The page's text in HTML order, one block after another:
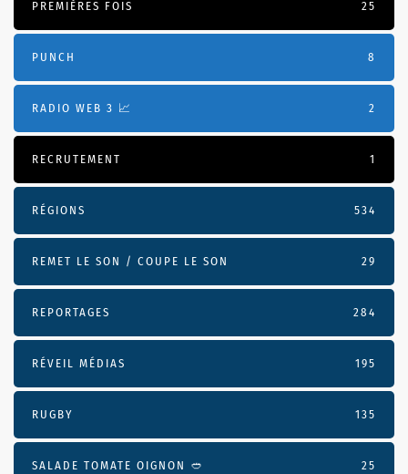
PREMIÈRES FOIS 25
PUNCH 8
RADIO WEB 3 📈 2
RECRUTEMENT 1
RÉGIONS 534
REMET LE SON / COUPE LE SON 29
REPORTAGES 284
RÉVEIL MÉDIAS 195
RUGBY 135
SALADE TOMATE OIGNON 🥙 25